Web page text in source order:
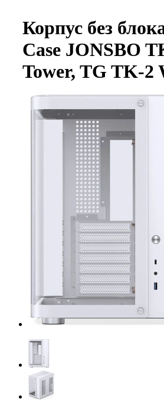
Корпус без
Case JONSBO
Tower, TG TK-2